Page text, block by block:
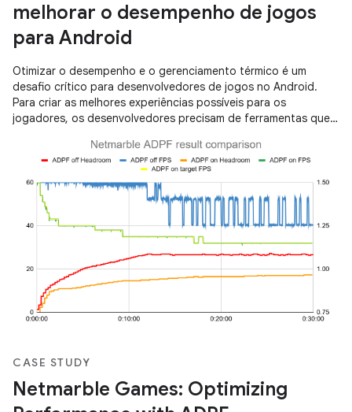
melhorar o desempenho de jogos
para Android
Otimizar o desempenho e o gerenciamento térmico é um
desafio crítico para desenvolvedores de jogos no Android.
Para criar as melhores experiências possíveis para os
jogadores, os desenvolvedores precisam de ferramentas que
CASE STUDY
Netmarble Games: Optimizing